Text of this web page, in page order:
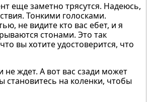
еще заметно трясутся. Надеюсь,
Тонкими голосками.
не видите кто вас ебет, и я
стонами. Это так
вы хотите удостоверится, что
ждет. А вот вас сзади может
становитесь на коленки, чтобы